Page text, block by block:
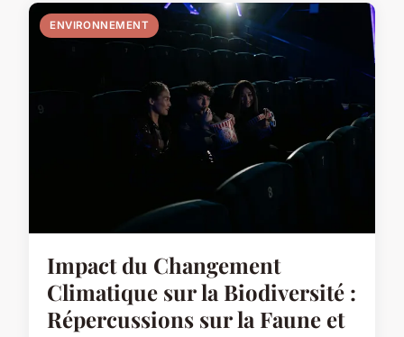
ENVIRONNEMENT
Impact du Changement
Climatique sur la Biodiversité :
Répercussions sur la Faune et